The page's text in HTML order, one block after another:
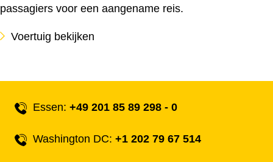
passagiers voor een aangename reis.
Voertuig bekijken
Essen:+49 201 85 89 298 - 0
Washington DC:+1 202 79 67 514